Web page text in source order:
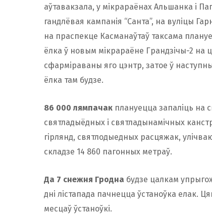
аўтавакзала, у мікрараёнах Альшанка і
гандлёвая кампанія “Санта”, на вуліцы
на праспекце Касманаўтаў таксама
ёлка ў новым мікрараёне Грандзічы-2 на
сфарміраваны яго цэнтр, затое ў
ёлка там будзе.
86 000 лямпачак плануецца запаліць
святладыёдных і святладынамічных
гірлянд, святлодыедных расцяжак,
складзе 14 860 пагонных метраў.
Да 7 снежня Гродна будзе цалкам
дні лістапада пачнецца ўстаноўка елак.
месцаў ўстаноўкі.